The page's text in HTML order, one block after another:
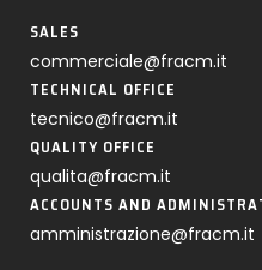
SALES
commerciale@fracm.it
TECHNICAL OFFICE
tecnico@fracm.it
QUALITY OFFICE
qualita@fracm.it
ACCOUNTS AND
amministrazione@fracm.it